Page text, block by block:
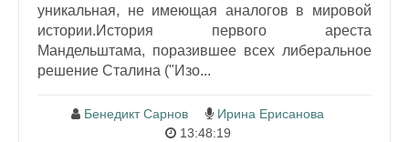
уникальная, не имеющая аналогов в мировой
истории.История первого ареста
Мандельштама, поразившее всех либеральное
решение Сталина ("Изо...
Бенедикт Сарнов
Ирина Ерисанова
13:48:19